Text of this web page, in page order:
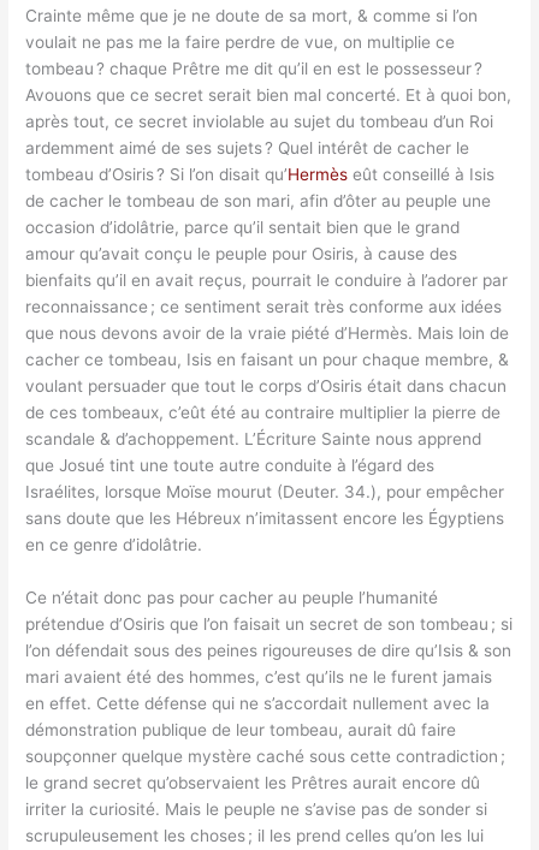
Crainte même que je ne doute de sa mort, & comme si l’on
voulait ne pas me la faire perdre de vue, on multiplie ce
tombeau ? chaque Prêtre me dit qu’il en est le possesseur ?
Avouons que ce secret serait bien mal concerté. Et à quoi bon,
après tout, ce secret inviolable au sujet du tombeau d’un Roi
ardemment aimé de ses sujets ? Quel intérêt de cacher le
tombeau d’Osiris ? Si l’on disait qu’Hermès eût conseillé à Isis
de cacher le tombeau de son mari, afin d’ôter au peuple une
occasion d’idolâtrie, parce qu’il sentait bien que le grand
amour qu’avait conçu le peuple pour Osiris, à cause des
bienfaits qu’il en avait reçus, pourrait le conduire à l’adorer par
reconnaissance ; ce sentiment serait très conforme aux idées
que nous devons avoir de la vraie piété d’Hermès. Mais loin de
cacher ce tombeau, Isis en faisant un pour chaque membre, &
voulant persuader que tout le corps d’Osiris était dans chacun
de ces tombeaux, c’eût été au contraire multiplier la pierre de
scandale & d’achoppement. L’Écriture Sainte nous apprend
que Josué tint une toute autre conduite à l’égard des
Israélites, lorsque Moïse mourut (Deuter. 34.), pour empêcher
sans doute que les Hébreux n’imitassent encore les Égyptiens
en ce genre d’idolâtrie.
Ce n’était donc pas pour cacher au peuple l’humanité
prétendue d’Osiris que l’on faisait un secret de son tombeau ; si
l’on défendait sous des peines rigoureuses de dire qu’Isis & son
mari avaient été des hommes, c’est qu’ils ne le furent jamais
en effet. Cette défense qui ne s’accordait nullement avec la
démonstration publique de leur tombeau, aurait dû faire
soupçonner quelque mystère caché sous cette contradiction ;
le grand secret qu’observaient les Prêtres aurait encore dû
irriter la curiosité. Mais le peuple ne s’avise pas de sonder si
scrupuleusement les choses ; il les prend celles qu’on les lui